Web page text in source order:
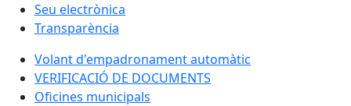
Seu electrònica
Transparència
Volant d'empadronament automàtic
VERIFICACIÓ DE DOCUMENTS
Oficines municipals